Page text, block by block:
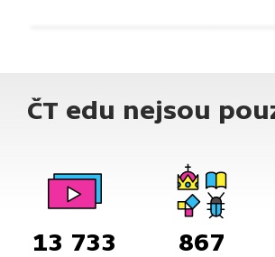
ČT edu nejsou
13 733 867